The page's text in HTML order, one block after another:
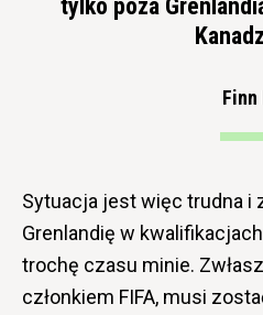
tylko poza
Finn
Sytuacja jest więc trudna i
Grenlandię w
trochę czasu minie.
członkiem FIFA, musi